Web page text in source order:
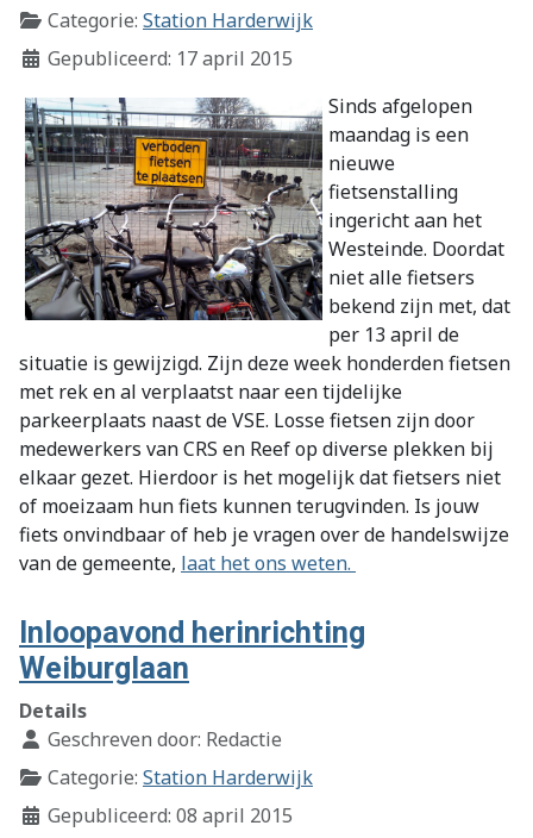
Categorie: Station Harderwijk
Gepubliceerd: 17 april 2015
Sinds afgelopen
maandag is een
nieuwe
fietsenstalling
ingericht aan het
Westeinde. Doordat
niet alle fietsers
bekend zijn met, dat
per 13 april de
situatie is gewijzigd. Zijn deze week honderden fietsen
met rek en al verplaatst naar een tijdelijke
parkeerplaats naast de VSE. Losse fietsen zijn door
medewerkers van CRS en Reef op diverse plekken bij
elkaar gezet. Hierdoor is het mogelijk dat fietsers niet
of moeizaam hun fiets kunnen terugvinden. Is jouw
fiets onvindbaar of heb je vragen over de handelswijze
van de gemeente, laat het ons weten.
Inloopavond herinrichting
Weiburglaan
Details
Geschreven door: Redactie
Categorie: Station Harderwijk
Gepubliceerd: 08 april 2015